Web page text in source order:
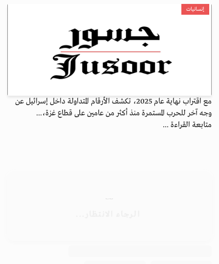
إنسانيات
مع اقتراب نهاية عام 2025، تكشف الأرقام المتداولة داخل إسرائيل عن
وجه آخر للحرب المستمرة منذ أكثر من عامين على قطاع غزة،...
متابعة القراءة ...